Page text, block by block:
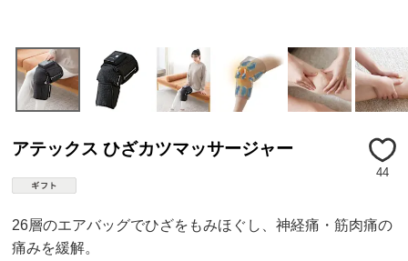
アテックス ひざカツマッサージャー
44
26層のエアバッグでひざをもみほぐし、神経痛・筋肉痛の
痛みを緩解。